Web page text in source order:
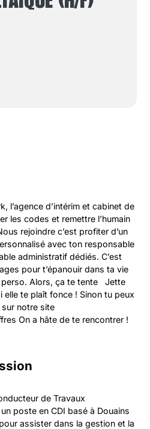
l’agence d’intérim et cabinet de
les codes et remettre l’humain
rejoindre c’est profiter d’un
avec ton responsable
administratif dédiés. C’est
pour t’épanouir dans ta vie
Alors, ça te tente   Jette
elle te plaît fonce ! Sinon tu peux
sur notre site
On a hâte de te rencontrer !
de Travaux
poste en CDI basé à Douains
assister dans la gestion et la